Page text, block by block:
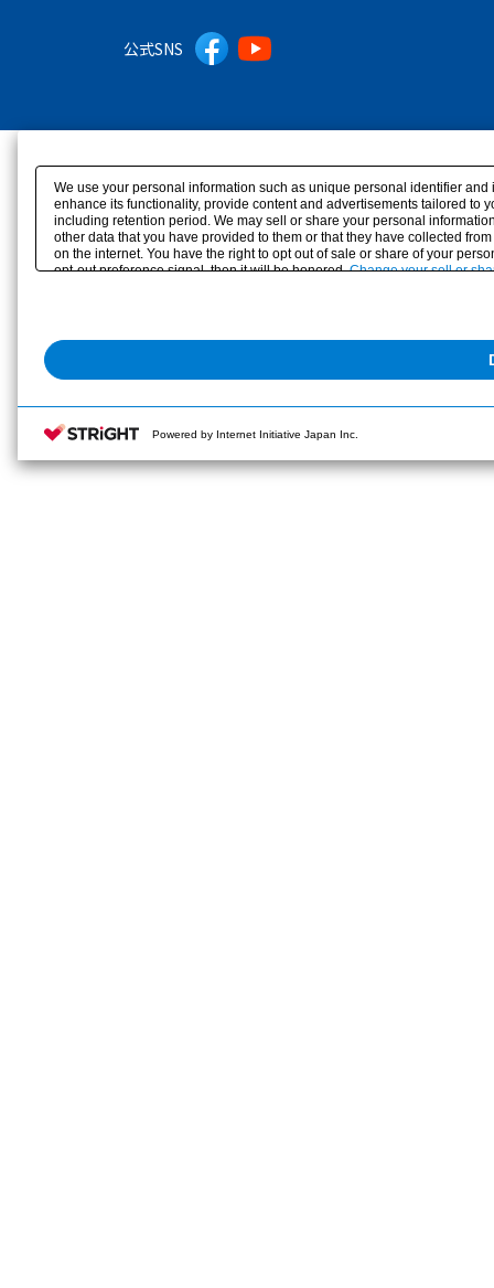
公式SNS
We use your personal information such as unique personal identifier
enhance its functionality, provide content and advertisements tailored
including retention period. We may sell or share your personal
other data that you have provided to them or that they have collected
on the internet. You have the right to opt out of sale or share of your
opt-out preference signal, then it will be honored.Change your sell or
Powered by Internet Initiative Japan Inc.